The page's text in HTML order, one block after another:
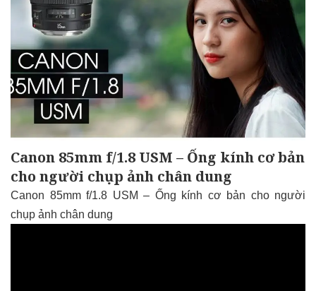
Canon 85mm f/1.8 USM – Ống kính cơ bản
cho người chụp ảnh chân dung
Canon 85mm f/1.8 USM – Ống kính cơ bản cho người
chụp ảnh chân dung